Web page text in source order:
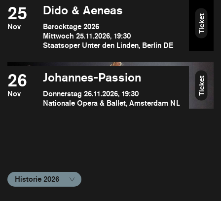
25
Nov
Dido & Aeneas
Barocktage 2026
Mittwoch 25.11.2026, 19:30
Staatsoper Unter den Linden, Berlin DE
Ticket
26
Nov
Johannes-Passion
Donnerstag 26.11.2026, 19:30
Nationale Opera & Ballet, Amsterdam NL
Ticket
Historie 2026